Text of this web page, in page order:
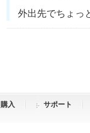
外出先でちょっ
購入 サポート